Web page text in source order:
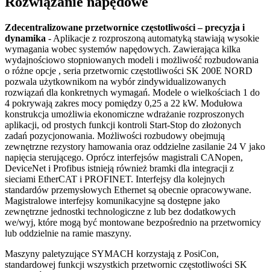
Zdecentralizowane przetwornice częstotliwości – precyzja i
dynamika - Aplikacje z rozproszoną automatyką stawiają wysokie
wymagania wobec systemów napędowych. Zawierająca kilka
wydajnościowo stopniowanych modeli i możliwość rozbudowania
o różne opcje , seria przetwornic częstotliwości SK 200E NORD
pozwala użytkownikom na wybór zindywidualizowanych
rozwiązań dla konkretnych wymagań. Modele o wielkościach 1 do
4 pokrywają zakres mocy pomiędzy 0,25 a 22 kW. Modułowa
konstrukcja umożliwia ekonomiczne wdrażanie rozproszonych
aplikacji, od prostych funkcji kontroli Start-Stop do złożonych
zadań pozycjonowania. Możliwości rozbudowy obejmują
zewnętrzne rezystory hamowania oraz oddzielne zasilanie 24 V jako
napięcia sterującego. Oprócz interfejsów magistrali CANopen,
DeviceNet i Profibus istnieją również bramki dla integracji z
sieciami EtherCAT i PROFINET. Interfejsy dla kolejnych
standardów przemysłowych Ethernet są obecnie opracowywane.
Magistralowe interfejsy komunikacyjne są dostępne jako
zewnętrzne jednostki technologiczne z lub bez dodatkowych
we/wyj, które mogą być montowane bezpośrednio na przetwornicy
lub oddzielnie na ramie maszyny.
Maszyny paletyzujące SYMACH korzystają z PosiCon,
standardowej funkcji wszystkich przetwornic częstotliwości SK